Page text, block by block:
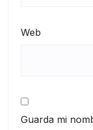
Web
Guarda mi